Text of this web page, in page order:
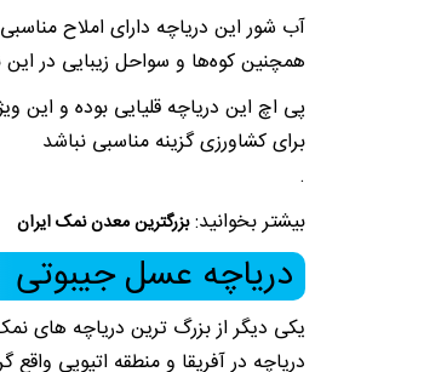
آب شور این دریاچه دارای املاح
همچنین کوه‌ها و سواحل زیبایی در
پی اچ این دریاچه قلیایی بوده و این
برای کشاورزی گزینه مناسبی نباشد
.
بیشتر بخوانید:بزرگترین معدن نمک ایران
دریاچه عسل جیبوتی
یکی دیگر از بزرگ ترین دریاچه های
دریاچه در آفریقا و منطقه اتیوپی